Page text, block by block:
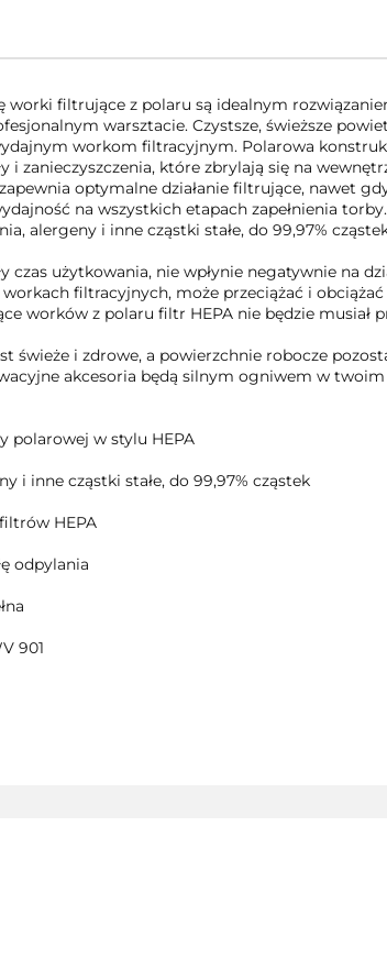
worki filtrujące z polaru są idealnym
warsztacie. Czystsze, świeższe
workom filtracyjnym. Polarowa
i zanieczyszczenia, które zbrylają się na
optymalne działanie filtrujące, nawet
na wszystkich etapach zapełnienia
alergeny i inne cząstki stałe, do 99,97%
użytkowania, nie wpłynie negatywnie na
filtracyjnych, może przeciążać i
worków z polaru filtr HEPA nie będzie musiał
świeże i zdrowe, a powierzchnie robocze
akcesoria będą silnym ogniwem w
polarowej w stylu HEPA
i inne cząstki stałe, do 99,97% cząstek
HEPA
odpylania
901